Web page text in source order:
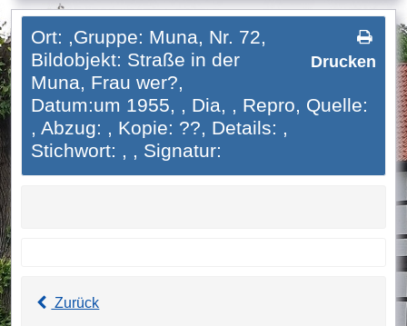
Drucken
Ort: ,Gruppe: Muna, Nr. 72,
Bildobjekt: Straße in der
Muna, Frau wer?,
Datum:um 1955, , Dia, , Repro, Quelle:
, Abzug: , Kopie: ??, Details: ,
Stichwort: , , Signatur:
Zurück